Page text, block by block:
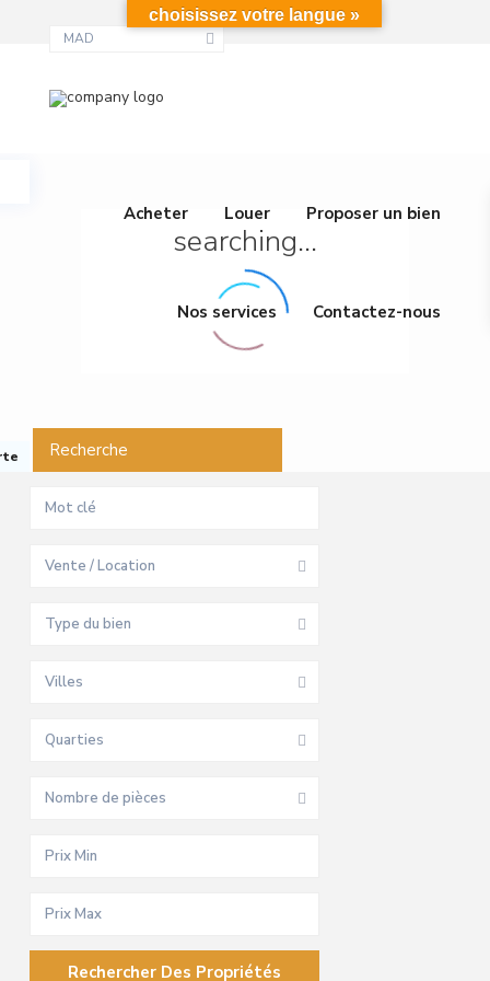
MAD
Acheter Louer Proposer un bien
Nos services Contactez-nous
searching...
Recherche
Vente / Location
Type du bien
Villes
Quarties
Nombre de pièces
choisissez votre langue »